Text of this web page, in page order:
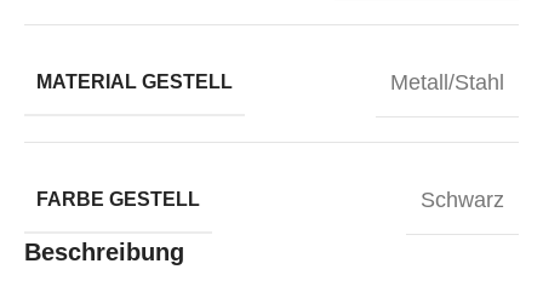
MATERIAL GESTELL Metall/Stahl
FARBE GESTELL Schwarz
Beschreibung